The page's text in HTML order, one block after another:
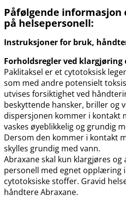
Påfølgende informasjon
på helsepersonell:
Instruksjoner for bruk,
Forholdsregler ved
Paklitaksel er et cytotoksisk
som med andre potensielt
utvises forsiktighet ved
beskyttende hansker, briller og
dispersjonen kommer i kontakt
vaskes øyeblikkelig og grundig
Dersom den kommer i kontakt
skylles grundig med vann.
Abraxane skal kun klargjøres
personell med egnet opplæring
cytotoksiske stoffer. Gravid
håndtere Abraxane.